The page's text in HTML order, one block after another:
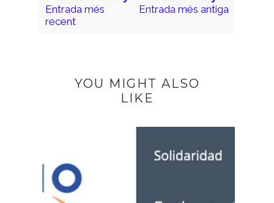
Entrada més
recent
Entrada més antiga
YOU MIGHT ALSO
LIKE